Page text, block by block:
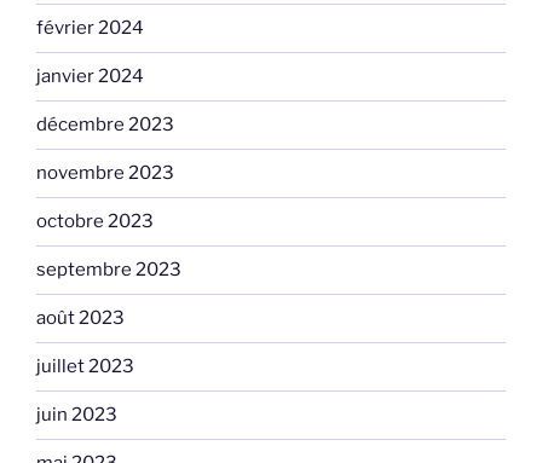
février 2024
janvier 2024
décembre 2023
novembre 2023
octobre 2023
septembre 2023
août 2023
juillet 2023
juin 2023